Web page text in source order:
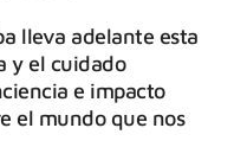
lleva adelante esta
y el cuidado
e impacto
el mundo que nos